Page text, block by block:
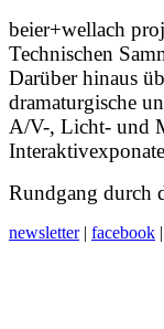
beier+wellach
Technischen
Darüber hinaus
dramaturgische
A/V-, Licht- und
Rundgang durch
newsletter| facebook |